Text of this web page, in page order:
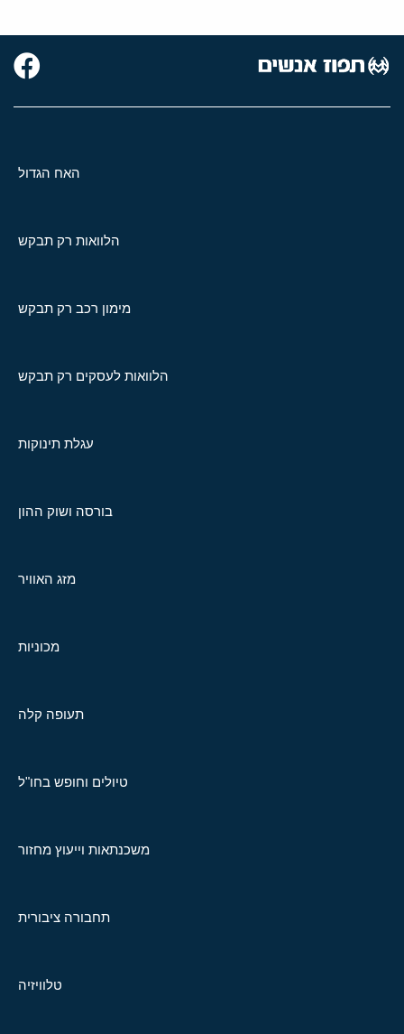
האח הגדול
הלוואות רק תבקש
מימון רכב רק תבקש
הלוואות לעסקים רק תבקש
עגלת תינוקות
בורסה ושוק ההון
מזג האוויר
מכוניות
תעופה קלה
טיולים וחופש בחו"ל
משכנתאות וייעוץ מחזור
תחבורה ציבורית
טלוויזיה